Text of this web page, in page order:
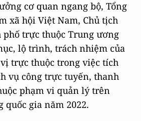
cơ quan ngang bộ, Tổng
xã hội Việt Nam, Chủ tịch
phố trực thuộc Trung ương
lộ trình, trách nhiệm của
trực thuộc trong việc tích
vụ công trực tuyến, thanh
phạm vi quản lý trên
quốc gia năm 2022.